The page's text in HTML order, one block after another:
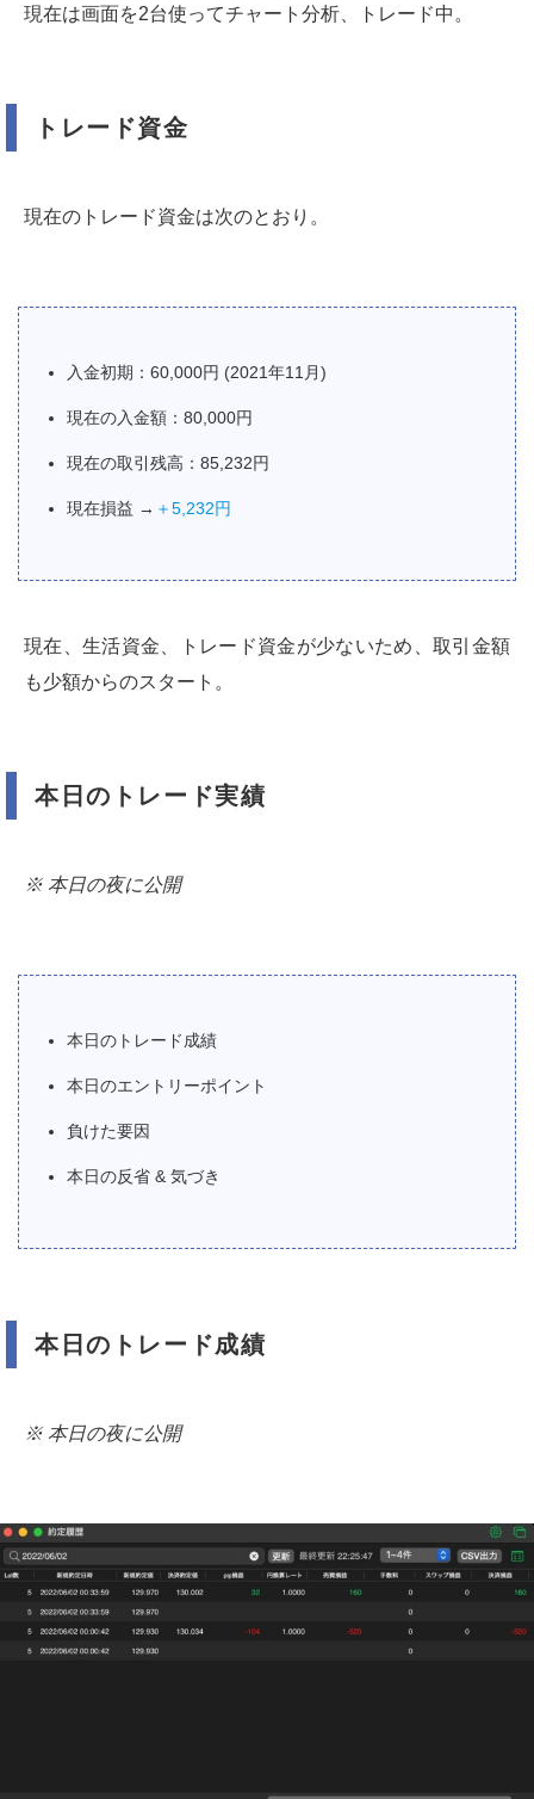
現在は画面を2台使ってチャート分析、トレード中。
トレード資金
現在のトレード資金は次のとおり。
入金初期：60,000円 (2021年11月)
現在の入金額：80,000円
現在の取引残高：85,232円
現在損益 → ＋5,232円
現在、生活資金、トレード資金が少ないため、取引金額
も少額からのスタート。
本日のトレード実績
※ 本日の夜に公開
本日のトレード成績
本日のエントリーポイント
負けた要因
本日の反省 & 気づき
本日のトレード成績
※ 本日の夜に公開